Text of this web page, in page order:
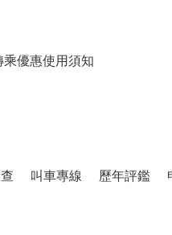
乘優惠使用須知
叫車專線 歷年評鑑